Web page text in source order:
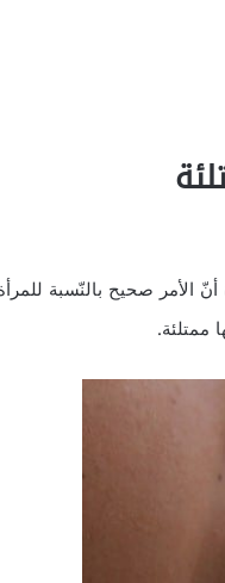
الأمر صحيح بالنّسبة
ممتلئة.